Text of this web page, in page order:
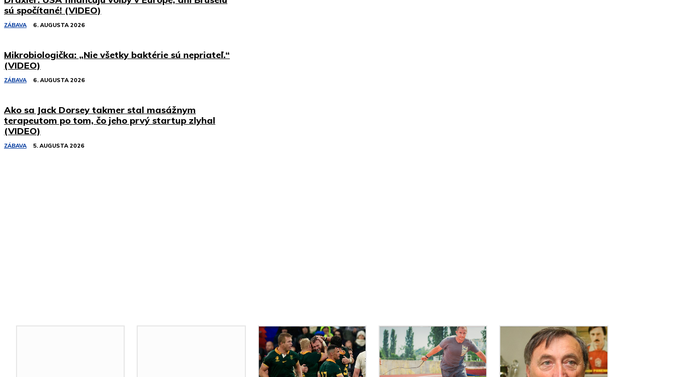
sú spočítané! (VIDEO)
ZÁBAVA 6. AUGUSTA 2026
Mikrobiologička: „Nie všetky baktérie sú nepriateľ.“
(VIDEO)
ZÁBAVA 6. AUGUSTA 2026
Ako sa Jack Dorsey takmer stal masážnym
terapeutom po tom, čo jeho prvý startup zlyhal
(VIDEO)
ZÁBAVA 5. AUGUSTA 2026